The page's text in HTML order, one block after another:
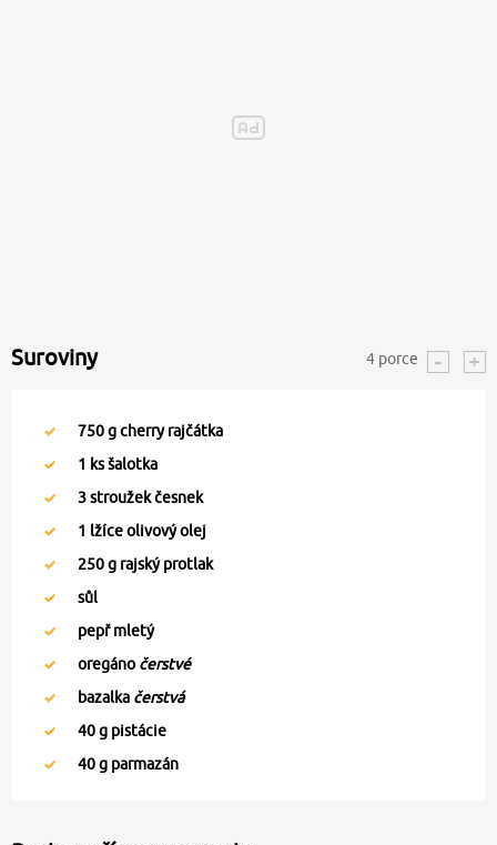
Suroviny 4 porce
750g cherry rajčátka
1 ks šalotka
3stroužek česnek
1 lžíce olivový olej
250g rajský protlak
sůl
pepř mletý
oregáno čerstvé
bazalka čerstvá
40g pistácie
40g parmazán